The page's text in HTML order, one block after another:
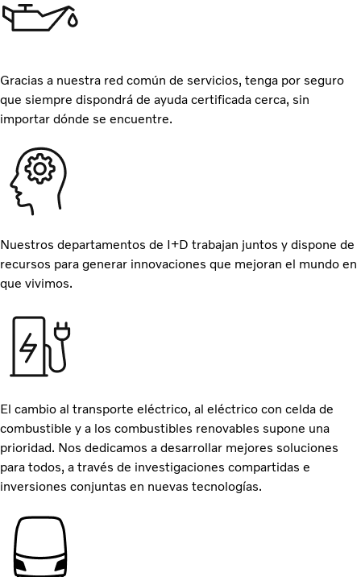
Gracias a nuestra red común de servicios, tenga por seguro
que siempre dispondrá de ayuda certificada cerca, sin
importar dónde se encuentre.
Nuestros departamentos de I+D trabajan juntos y dispone de
recursos para generar innovaciones que mejoran el mundo en
que vivimos.
El cambio al transporte eléctrico, al eléctrico con celda de
combustible y a los combustibles renovables supone una
prioridad. Nos dedicamos a desarrollar mejores soluciones
para todos, a través de investigaciones compartidas e
inversiones conjuntas en nuevas tecnologías.